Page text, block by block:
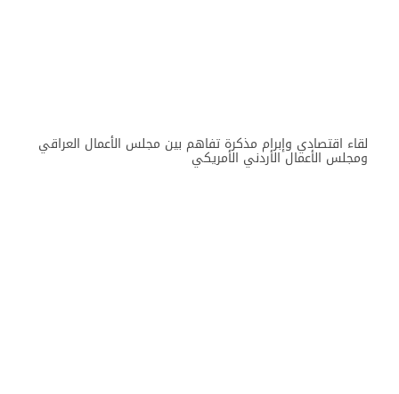
لقاء اقتصادي وإبرام مذكرة تفاهم بين مجلس الأعمال العراقي
ومجلس الأعمال الأردني الأمريكي